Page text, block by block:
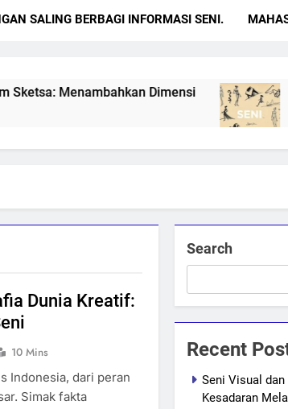
SALING BERBAGI INFORMASI SENI.
Menambahkan Dimensi
8
Dunia Kreatif:
10 Mins
Indonesia, dari peran
Simak fakta
Search
Recent
Seni Visual
Kesadaran